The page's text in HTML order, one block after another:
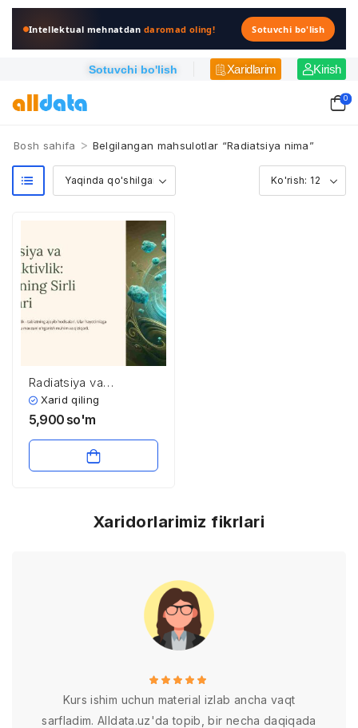
Intellektual mehnatdandaromad oling! Sotuvchi bo'lish
Sotuvchi bo'lish Xaridlarim Kirish
0
Bosh sahifa > Belgilangan mahsulotlar “Radiatsiya nima”
Radiatsiya va
radioaktivlik:
Tabiatning sirli kuchlari
Xarid qiling
5,900 so'm
Xaridorlarimiz fikrlari
Kurs ishim uchun material izlab ancha vaqt
sarfladim. Alldata.uz'da topib, bir necha daqiqada